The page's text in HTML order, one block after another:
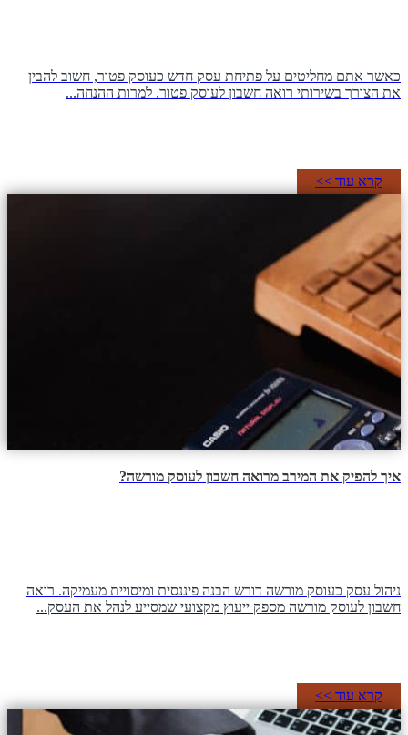
כאשר אתם מחליטים על פתיחת עסק חדש כעוסק פטור, חשוב להבין
את הצורך בשירותי רואה חשבון לעוסק פטור. למרות ההנחה...
קרא עוד >>
איך להפיק את המירב מרואה חשבון לעוסק מורשה?
ניהול עסק כעוסק מורשה דורש הבנה פיננסית ומיסויית מעמיקה. רואה
חשבון לעוסק מורשה מספק ייעוץ מקצועי שמסייע לנהל את העסק...
קרא עוד >>